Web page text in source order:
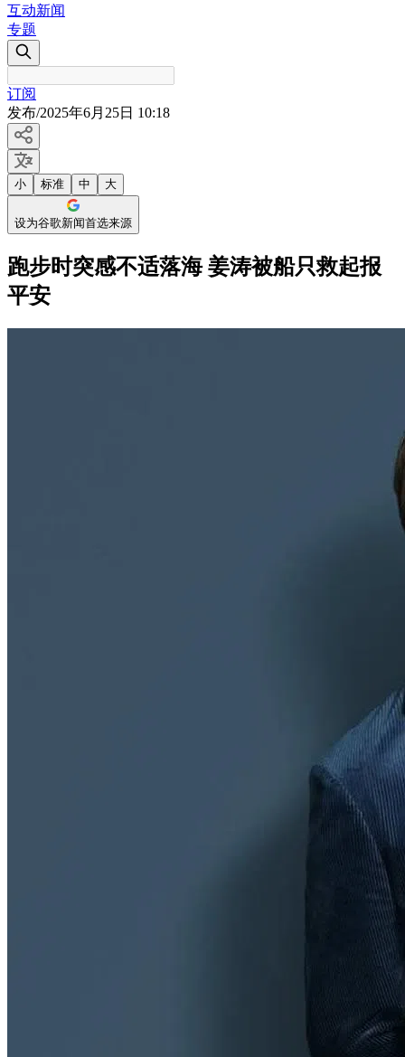
互动新闻
专题
订阅
发布/2025年6月25日 10:18
小 标准 中 大
设为谷歌新闻首选来源
跑步时突感不适落海 姜涛被船只救起报
平安